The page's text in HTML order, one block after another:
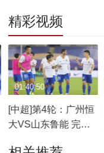
精彩视频
[中超]第4轮：广州恒
大VS山东鲁能 完整
01:40:50